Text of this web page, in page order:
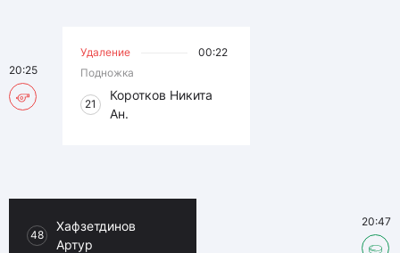
Удаление
00:22
Подножка
21
Коротков Никита
Ан.
20:25
48
Хафзетдинов
Артур
20:47